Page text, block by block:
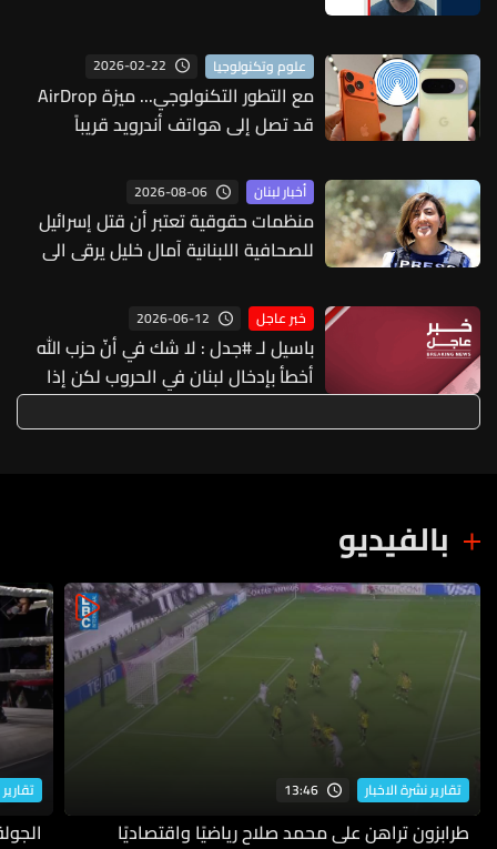
علوم وتكنولوجيا 2026-02-22
مع التطور التكنولوجي... ميزة AirDrop
قد تصل إلى هواتف أندرويد قريباً
أخبار لبنان 2026-08-06
منظمات حقوقية تعتبر أن قتل إسرائيل
للصحافية اللبنانية آمال خليل يرقى الى
خبر عاجل 2026-06-12
باسيل لـ #جدل : لا شك في أنّ حزب الله
أخطأ بإدخال لبنان في الحروب لكن إذا
أخطأ فريق لبنانيّ لا يعني أن نقف إلى
جانب إسرائيل والموافقة على تدميراتها
بالفيديو
تقارير نشرة الاخبار 13:46
طرابزون تراهن على محمد صلاح رياضيًا واقتصاديًا